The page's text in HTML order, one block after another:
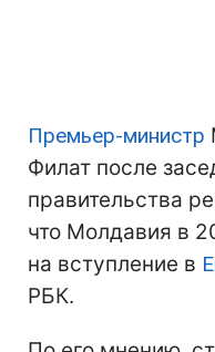
Премьер-министр
Филат после
правительства
что Молдавия в
на вступление в
РБК.